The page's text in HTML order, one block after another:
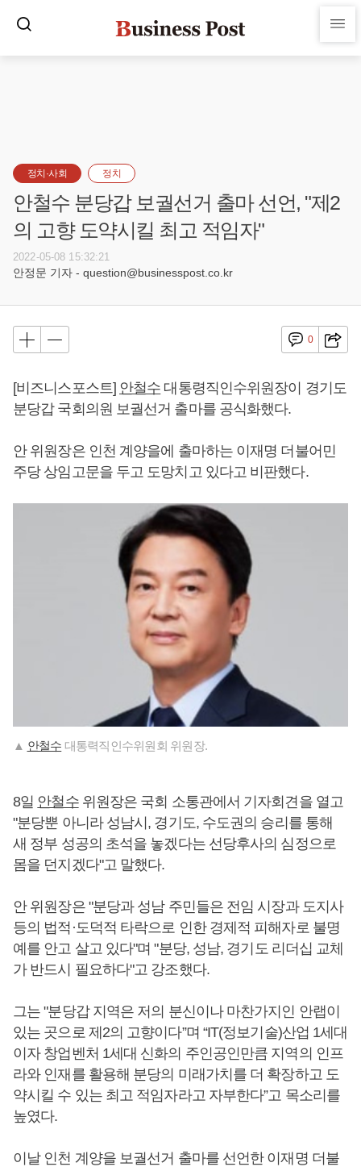
정치·사회 정치
안철수 분당갑 보궐선거 출마 선언, "제2
의 고향 도약시킬 최고 적임자"
2022-05-08 15:32:21
안정문 기자 - question@businesspost.co.kr
0
[비즈니스포스트] 안철수 대통령직인수위원장이 경기도
분당갑 국회의원 보궐선거 출마를 공식화했다.
안 위원장은 인천 계양을에 출마하는 이재명 더불어민
주당 상임고문을 두고 도망치고 있다고 비판했다.
▲ 안철수 대통력직인수위원회 위원장.
8일 안철수위원장은 국회 소통관에서 기자회견을 열고
"분당뿐 아니라 성남시, 경기도, 수도권의 승리를 통해
새 정부 성공의 초석을 놓겠다는 선당후사의 심정으로
몸을 던지겠다"고 말했다.
안 위원장은 "분당과 성남 주민들은 전임 시장과 도지사
등의 법적·도덕적 타락으로 인한 경제적 피해자로 불명
예를 안고 살고 있다"며 "분당, 성남, 경기도 리더십 교체
가 반드시 필요하다"고 강조했다.
그는 "분당갑 지역은 저의 분신이나 마찬가지인 안랩이
있는 곳으로 제2의 고향이다”며 “IT(정보기술)산업 1세대
이자 창업벤처 1세대 신화의 주인공인만큼 지역의 인프
라와 인재를 활용해 분당의 미래가치를 더 확장하고 도
약시킬 수 있는 최고 적임자라고 자부한다”고 목소리를
높였다.
이날 인천 계양을 보궐선거 출마를 선언한 이재명 더불